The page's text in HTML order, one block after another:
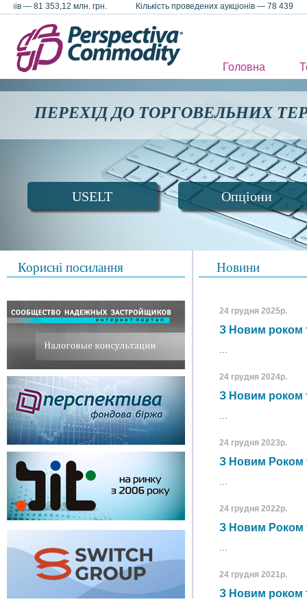
— 81 353,12 млн. грн. Кількість проведених аукціонів — 78
Головна
ПЕРЕХІД ДО ТОРГОВЕЛЬНИХ
USELT Опціони
Новини
24 грудня 2025р.
З Новим роком
24 грудня 2024р.
З Новим роком
24 грудня 2023р.
З Новим Роком
24 грудня 2022р.
З Новим Роком
24 грудня 2021р.
З Новим роком
Корисні посилання